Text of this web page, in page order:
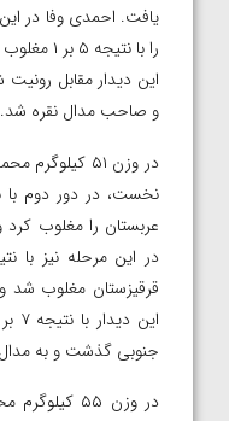
یافت. احمدی وفا در این
را با
و صاحب مدال نقره شد.
در وزن ۵۱
عربستان را مغلوب
قرقیزستان مغلوب شد
جنوبی گذشت و به
در وزن ۵۵